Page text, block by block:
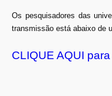
Os pesquisadores das
transmissão está abaixo de
CLIQUE AQUI